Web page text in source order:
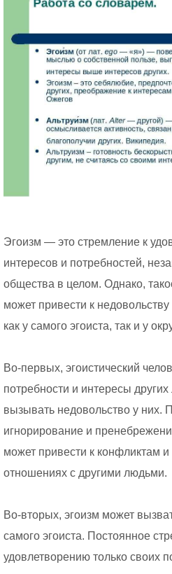
Эгоизм — это стремление к
интересов и потребностей,
общества в целом. Однако,
может привести к
как у самого эгоиста, так и у
Во-первых, эгоистический
потребности и интересы
вызывать недовольство у них.
игнорирование и
может привести к конфликтам
отношениях с другими людьми.
Во-вторых, эгоизм может
самого эгоиста. Постоянное
удовлетворению только своих